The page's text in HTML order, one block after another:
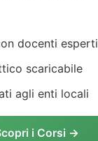
docenti esperti
scaricabile
agli enti locali
i Corsi →